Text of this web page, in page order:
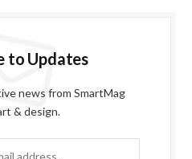
to Updates
news from SmartMag
& design.